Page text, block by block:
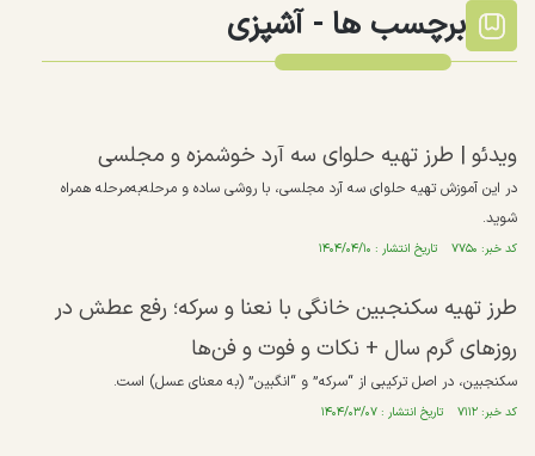
برچسب ها -آشپزی
ویدئو | طرز تهیه حلوای سه آرد خوشمزه و مجلسی
در این آموزش تهیه حلوای سه آرد مجلسی، با روشی ساده و مرحله‌به‌مرحله همراه
شوید.
کد خبر: ۷۷۵۰ تاریخ انتشار : ۱۴۰۴/۰۴/۱۰
طرز تهیه سکنجبین خانگی با نعنا و سرکه؛ رفع عطش در
روزهای گرم سال + نکات و فوت و فن‌ها
سکنجبین، در اصل ترکیبی از “سرکه” و “انگبین” (به معنای عسل) است.
کد خبر: ۷۱۱۲ تاریخ انتشار : ۱۴۰۴/۰۳/۰۷